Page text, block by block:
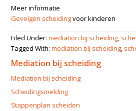
Meer informatie
Gevolgen scheidingvoor kinderen
Filed Under:mediation bij scheiding,
Tagged With:mediation bij scheiding,
Mediation bij scheiding
Mediation bij scheiding
Scheidingsmelding
Stappenplan scheiden